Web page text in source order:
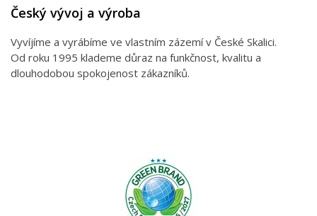
Český vývoj a výroba
Vyvíjíme a vyrábíme ve vlastním zázemí v České Skalici.
Od roku 1995 klademe důraz na funkčnost, kvalitu a
dlouhodobou spokojenost zákazníků.